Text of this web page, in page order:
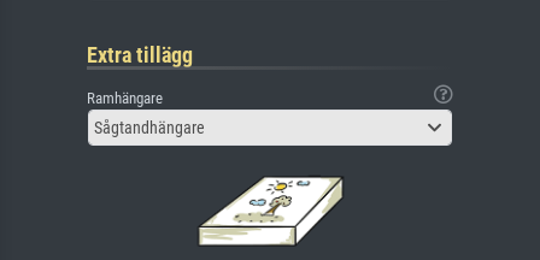
Extra tillägg
Ramhängare
Sågtandhängare